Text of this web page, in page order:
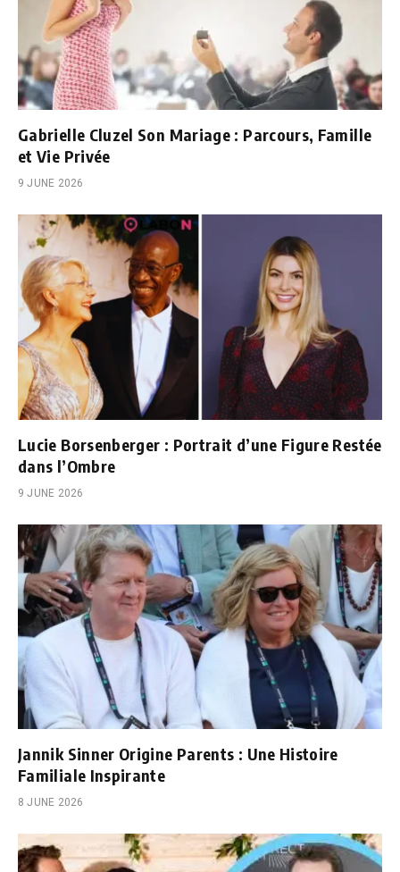
Gabrielle Cluzel Son Mariage : Parcours, Famille
et Vie Privée
9 JUNE 2026
Lucie Borsenberger : Portrait d’une Figure Restée
dans l’Ombre
9 JUNE 2026
Jannik Sinner Origine Parents : Une Histoire
Familiale Inspirante
8 JUNE 2026